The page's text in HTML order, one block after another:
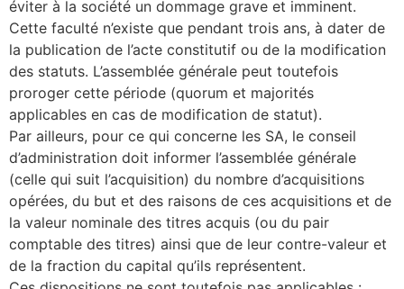
éviter à la société un dommage grave et imminent.
Cette faculté n’existe que pendant trois ans, à dater de
la publication de l’acte constitutif ou de la modification
des statuts. L’assemblée générale peut toutefois
proroger cette période (quorum et majorités
applicables en cas de modification de statut).
Par ailleurs, pour ce qui concerne les SA, le conseil
d’administration doit informer l’assemblée générale
(celle qui suit l’acquisition) du nombre d’acquisitions
opérées, du but et des raisons de ces acquisitions et de
la valeur nominale des titres acquis (ou du pair
comptable des titres) ainsi que de leur contre-valeur et
de la fraction du capital qu’ils représentent.